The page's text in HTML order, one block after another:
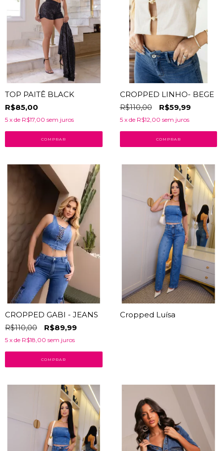
TOP PAITÊ BLACK
R$85,00
5 x de R$17,00 sem juros
COMPRAR
CROPPED LINHO- BEGE
R$110,00
R$59,99
5 x de R$12,00 sem juros
COMPRAR
CROPPED GABI - JEANS
R$110,00
R$89,99
5 x de R$18,00 sem juros
COMPRAR
Cropped Luísa